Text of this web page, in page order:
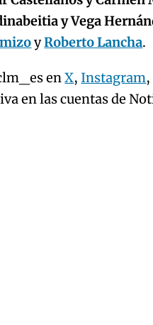
y Vega
yRoberto Lancha.
enX, Instagram,
en las cuentas de